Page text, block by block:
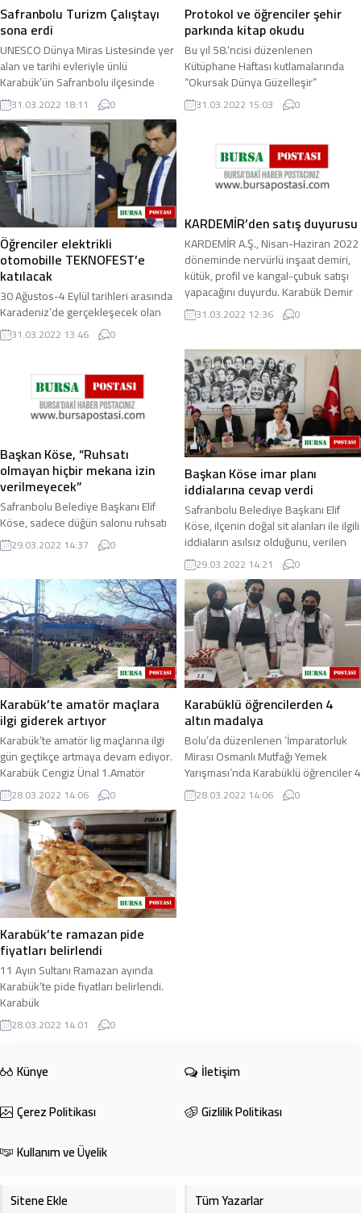
Safranbolu Turizm Çalıştayı
sona erdi
UNESCO Dünya Miras Listesinde yer
alan ve tarihi evleriyle ünlü
Karabük’ün Safranbolu ilçesinde
düzenlenen Turizm Çalıştayı sona
erdi. Turizmin ...
31.03.2022 18:11 0
Protokol ve öğrenciler şehir
parkında kitap okudu
Bu yıl 58.’ncisi düzenlenen
Kütüphane Haftası kutlamalarında
“Okursak Dünya Güzelleşir”
sloganıyla bu yıl 11.’ si düzenlenen
“81 İlde Kitap ...
31.03.2022 15:03 0
Öğrenciler elektrikli
otomobille TEKNOFEST’e
katılacak
30 Ağustos-4 Eylül tarihleri arasında
Karadeniz’de gerçekleşecek olan
TEKNOFEST Havacılık, Uzay ve
Teknoloji Festivali’ne Karabük’ün
31.03.2022 13:46 0
KARDEMİR’den satış duyurusu
KARDEMİR A.Ş., Nisan-Haziran 2022
döneminde nervürlü inşaat demiri,
kütük, profil ve kangal-çubuk satışı
yapacağını duyurdu. Karabük Demir
ve ...31.03.2022 12:36 0
Başkan Köse, “Ruhsatı
olmayan hiçbir mekana izin
verilmeyecek”
Safranbolu Belediye Başkanı Elif
Köse, sadece düğün salonu ruhsatı
olan mekanlarda düğün
organizasyonlarının
29.03.2022 14:37 0
Başkan Köse imar planı
iddialarına cevap verdi
Safranbolu Belediye Başkanı Elif
Köse, ilçenin doğal sit alanları ile ilgili
iddiaların asılsız olduğunu, verilen
imar planının iptali için ...
29.03.2022 14:21 0
Karabük’te amatör maçlara
ilgi giderek artıyor
Karabük’te amatör lig maçlarına ilgi
gün geçtikçe artmaya devam ediyor.
Karabük Cengiz Ünal 1.Amatör
Ligi’nde play off maçları heyecanı ...
28.03.2022 14:06 0
Karabüklü öğrencilerden 4
altın madalya
Bolu’da düzenlenen ‘İmparatorluk
Mirası Osmanlı Mutfağı Yemek
Yarışması’nda Karabüklü öğrenciler 4
altın madalya almayı başardı. Türkiye
... 28.03.2022 14:06 0
Karabük’te ramazan pide
fiyatları belirlendi
11 Ayın Sultanı Ramazan ayında
Karabük’te pide fiyatları belirlendi.
Karabük
Lokantacılar,Pastaneciler,Fırıncılar,Otelleciler
ve Bakkallar Odası ...
28.03.2022 14:01 0
Künye
İletişim
Çerez Politikası
Gizlilik Politikası
Kullanım ve Üyelik
Sitene Ekle Tüm Yazarlar